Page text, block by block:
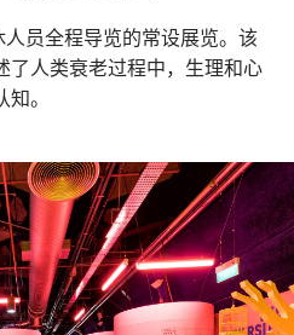
员全程导览的常设展览。该
了人类衰老过程中，生理和心
。